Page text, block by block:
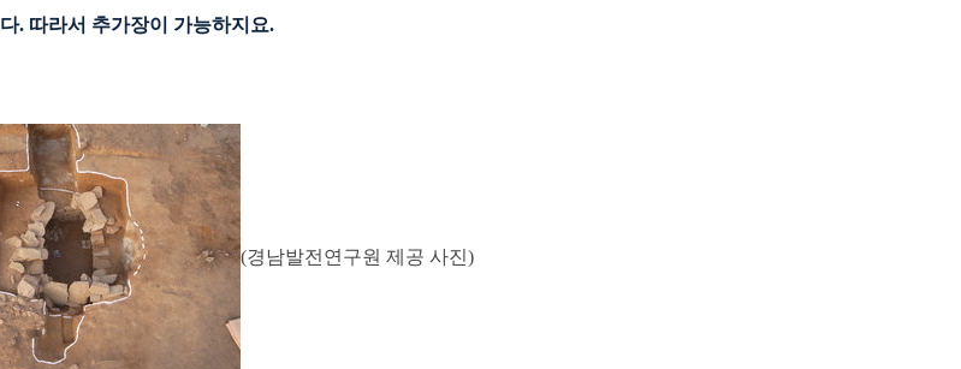
다. 따라서 추가장이 가능하지요.
(경남발전연구원 제공 사진)